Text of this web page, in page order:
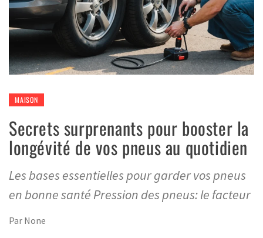
MAISON
Secrets surprenants pour booster la
longévité de vos pneus au quotidien
Les bases essentielles pour garder vos pneus
en bonne santé Pression des pneus: le facteur
Par None